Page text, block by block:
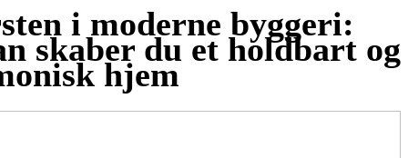
i moderne byggeri:
skaber du et holdbart og
hjem